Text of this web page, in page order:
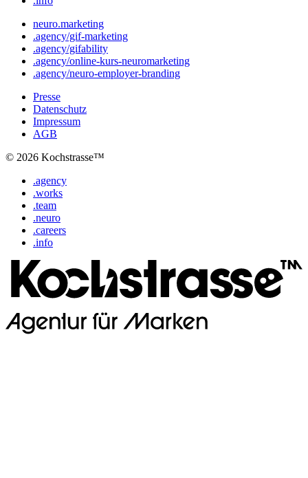
neuro.marketing
.agency/gif-marketing
.agency/gifability
.agency/online-kurs-neuromarketing
.agency/neuro-employer-branding
Presse
Datenschutz
Impressum
AGB
© 2026 Kochstrasse™
.agency
.works
.team
.neuro
.careers
.info